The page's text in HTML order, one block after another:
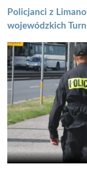
Policjanci z
wojewódzkich